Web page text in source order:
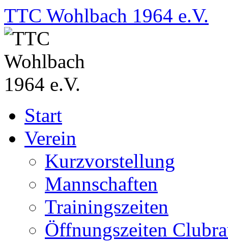
Zum
springen
TTC Wohlbach 1964 e.V.
Start
Verein
Kurzvorstellung
Mannschaften
Trainingszeiten
Öffnungszeiten